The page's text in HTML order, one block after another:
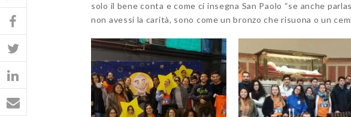
solo il bene conta e come ci insegna San Paolo “se anche
non avessi la carità, sono come un bronzo che risuona o un